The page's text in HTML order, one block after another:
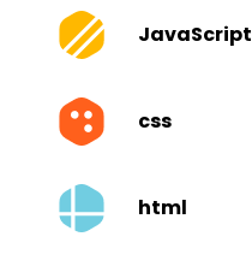
JavaScript
css
html